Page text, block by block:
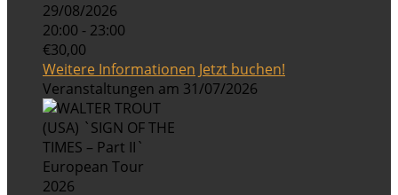
29/08/2026
20:00 - 23:00
€30,00
Weitere Informationen Jetzt buchen!
Veranstaltungen am 31/07/2026